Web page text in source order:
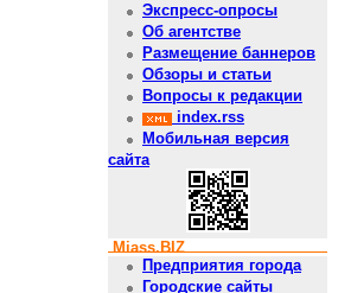
Экспресс-опросы
Об агентстве
Размещение баннеров
Обзоры и статьи
Вопросы к редакции
index.rss
Мобильная версия
сайта
Miass.BIZ
Предприятия города
Городские сайты